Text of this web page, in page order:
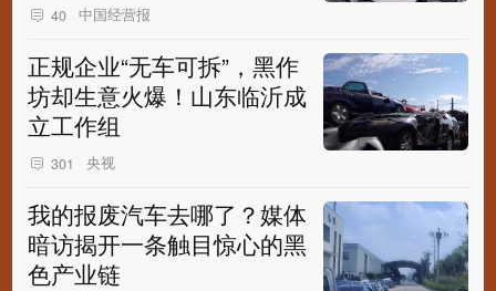
40 中国经营报
正规企业“无车可拆”，黑作
坊却生意火爆！山东临沂成
立工作组
301 央视
我的报废汽车去哪了？媒体
暗访揭开一条触目惊心的黑
色产业链